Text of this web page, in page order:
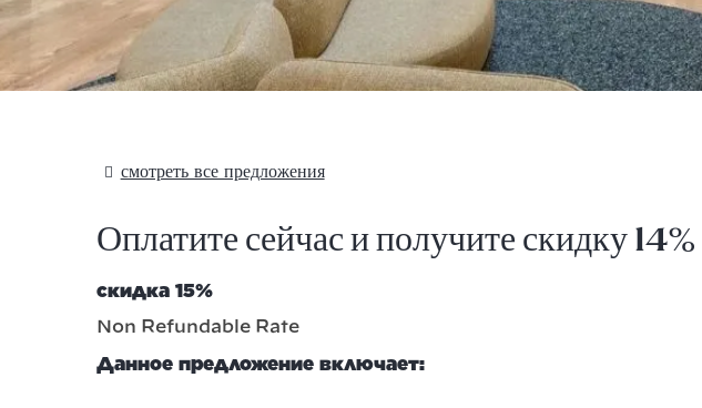
смотреть все предложения
Оплатите сейчас и получите скидку 14%
скидка 15%
Non Refundable Rate
Данное предложение включает: